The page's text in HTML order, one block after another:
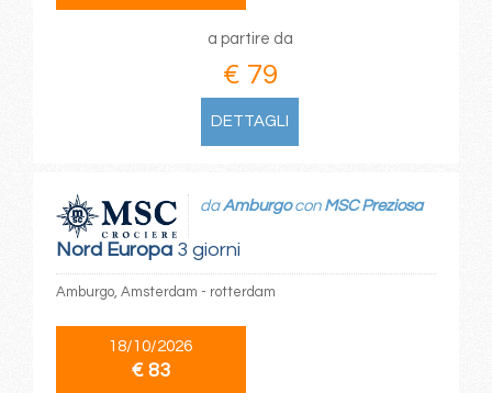
a partire da
€ 79
DETTAGLI
Nord Europa3 giorni
daAmburgocon MSC Preziosa
Amburgo, Amsterdam - rotterdam
18/10/2026
€ 83